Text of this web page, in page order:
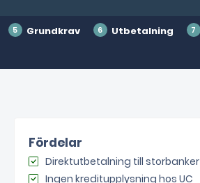
Grundkrav Utbetalning
Fördelar
Direktutbetalning till storbanker
Ingen kreditupplysning hos UC